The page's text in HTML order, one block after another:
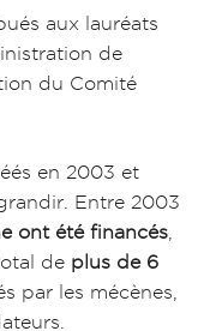
aux lauréats
de
du Comité
en 2003 et
Entre 2003
ont été financés
de plus de 6
par les mécènes,